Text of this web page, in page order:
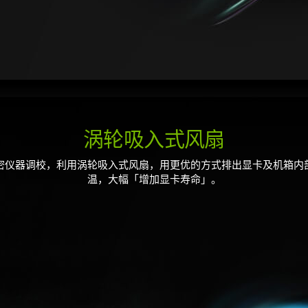
涡轮吸入式风扇
仪器调校，利用涡轮吸入式风扇，用更优的方式排出显卡及机箱内
温，大幅「增加显卡寿命」。